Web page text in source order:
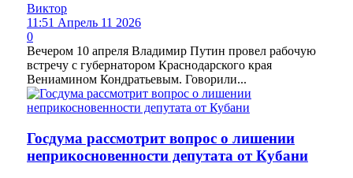
Виктор
11:51 Апрель 11 2026
0
Вечером 10 апреля Владимир Путин провел рабочую
встречу с губернатором Краснодарского края
Вениамином Кондратьевым. Говорили...
Госдума рассмотрит вопрос о лишении
неприкосновенности депутата от Кубани